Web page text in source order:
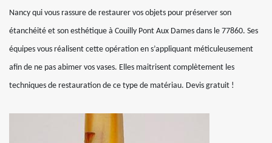
Nancy qui vous rassure de restaurer vos objets pour préserver son
étanchéité et son esthétique à Couilly Pont Aux Dames dans le 77860. Ses
équipes vous réalisent cette opération en s’appliquant méticuleusement
afin de ne pas abimer vos vases. Elles maitrisent complètement les
techniques de restauration de ce type de matériau. Devis gratuit !